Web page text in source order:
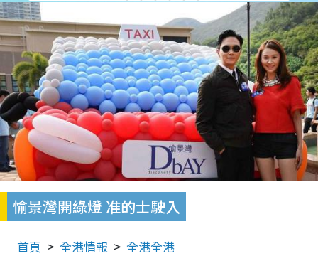
愉景灣開綠燈 准的士駛入
首頁 全港情報 全港全港